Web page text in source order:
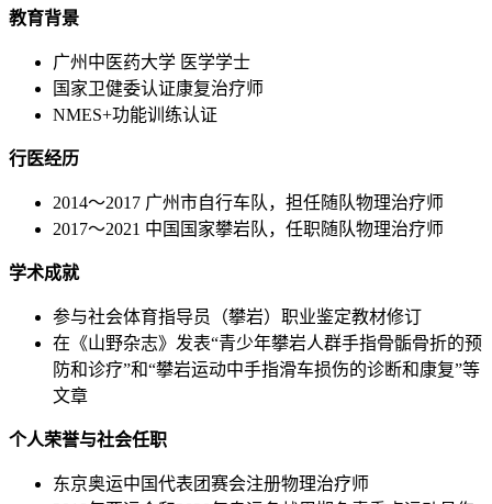
教育背景
广州中医药大学 医学学士
国家卫健委认证康复治疗师
NMES+功能训练认证
行医经历
2014～2017 广州市自行车队，担任随队物理治疗师
2017～2021 中国国家攀岩队，任职随队物理治疗师
学术成就
参与社会体育指导员（攀岩）职业鉴定教材修订
在《山野杂志》发表“青少年攀岩人群手指骨骺骨折的预
防和诊疗”和“攀岩运动中手指滑车损伤的诊断和康复”等
文章
个人荣誉与社会任职
东京奥运中国代表团赛会注册物理治疗师